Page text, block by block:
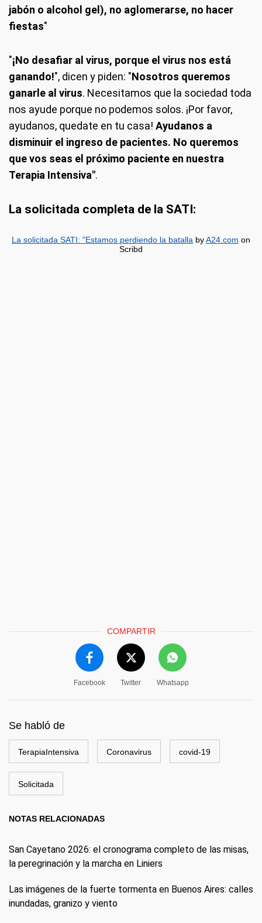
jabón o alcohol gel), no aglomerarse, no hacer
fiestas"
"¡No desafiar al virus, porque el virus nos está
ganando!", dicen y piden: "Nosotros queremos
ganarle al virus. Necesitamos que la sociedad toda
nos ayude porque no podemos solos. ¡Por favor,
ayudanos, quedate en tu casa! Ayudanos a
disminuir el ingreso de pacientes. No queremos
que vos seas el próximo paciente en nuestra
Terapia Intensiva".
La solicitada completa de la SATI:
La solicitada SATI: "Estamos perdiendo la batalla byA24.com on
Scribd
COMPARTIR
Facebook Twitter Whatsapp
Se habló de
TerapiaIntensiva Coronavirus covid-19
Solicitada
NOTAS RELACIONADAS
San Cayetano 2026: el cronograma completo de las misas,
la peregrinación y la marcha en Liniers
Las imágenes de la fuerte tormenta en Buenos Aires: calles
inundadas, granizo y viento